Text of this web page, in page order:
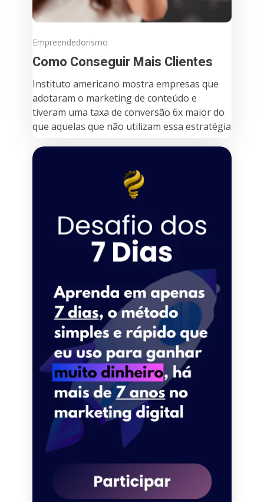
Empreendedorismo
Como Conseguir Mais Clientes
Instituto americano mostra empresas que
adotaram o marketing de conteúdo e
tiveram uma taxa de conversão 6x maior do
que aquelas que não utilizam essa estratégia